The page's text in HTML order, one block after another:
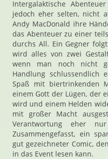
Intergalaktische
jedoch eher selten, nicht
Andy MacDonald ihre
das Abenteuer zu einer
durchs All. Ein Gegner
wird alles von zwei
wenn man noch nicht
Handlung schlussendlich
Spaß mit biertrinkenden
einem Gott der Lügen, der
wird und einem Helden
mit großer Macht
Verantwortung eher
Zusammengefasst, ein
gut gezeichneter Comic,
in das Event lesen kann.